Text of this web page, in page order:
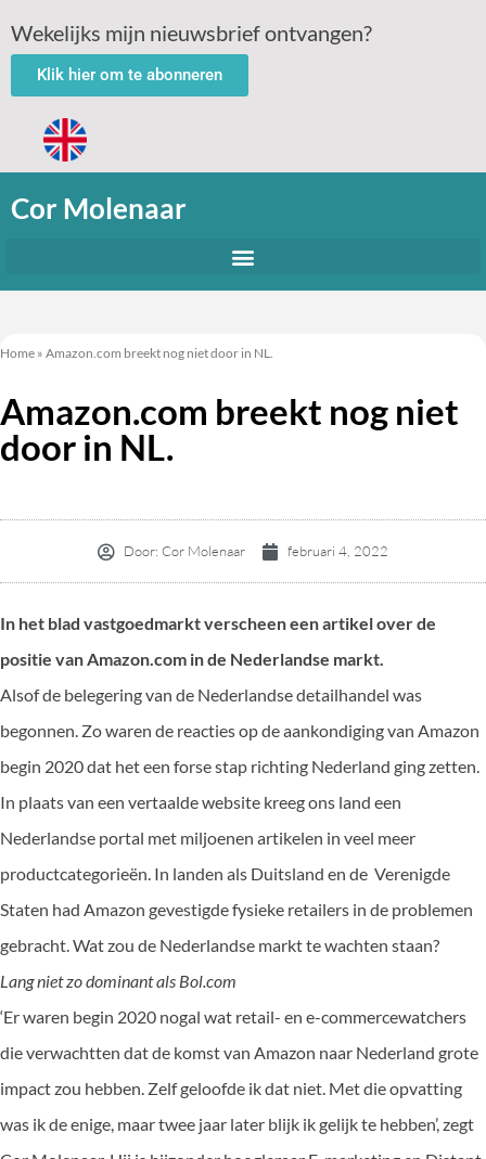
Wekelijks mijn nieuwsbrief ontvangen?
Klik hier om te abonneren
Cor Molenaar
Home » Amazon.com breekt nog niet door in NL.
Amazon.com breekt nog niet
door in NL.
Door: Cor Molenaar februari 4, 2022
In het blad vastgoedmarkt verscheen een artikel over de
positie van Amazon.com in de Nederlandse markt.
Alsof de belegering van de Nederlandse detailhandel was
begonnen. Zo waren de reacties op de aankondiging van Amazon
begin 2020 dat het een forse stap richting Nederland ging zetten.
In plaats van een vertaalde website kreeg ons land een
Nederlandse portal met miljoenen artikelen in veel meer
productcategorieën. In landen als Duitsland en de Verenigde
Staten had Amazon gevestigde fysieke retailers in de problemen
gebracht. Wat zou de Nederlandse markt te wachten staan?
Lang niet zo dominant als Bol.com
‘Er waren begin 2020 nogal wat retail- en e-commercewatchers
die verwachtten dat de komst van Amazon naar Nederland grote
impact zou hebben. Zelf geloofde ik dat niet. Met die opvatting
was ik de enige, maar twee jaar later blijk ik gelijk te hebben’, zegt